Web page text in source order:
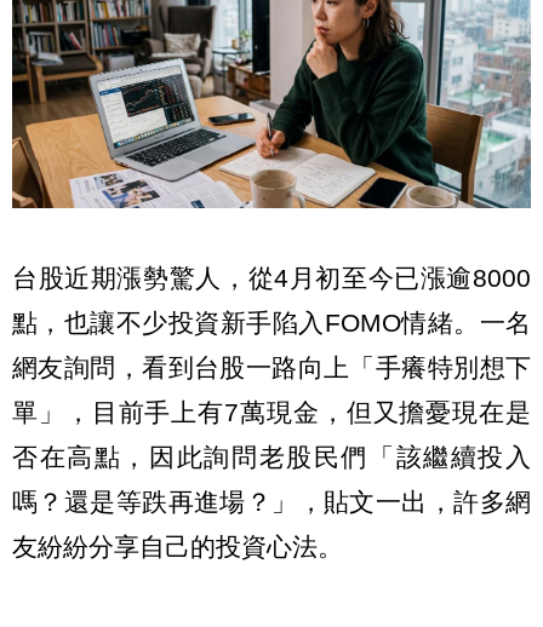
台股近期漲勢驚人，從4月初至今已漲逾8000
點，也讓不少投資新手陷入FOMO情緒。一名
網友詢問，看到台股一路向上「手癢特別想下
單」，目前手上有7萬現金，但又擔憂現在是
否在高點，因此詢問老股民們「該繼續投入
嗎？還是等跌再進場？」，貼文一出，許多網
友紛紛分享自己的投資心法。